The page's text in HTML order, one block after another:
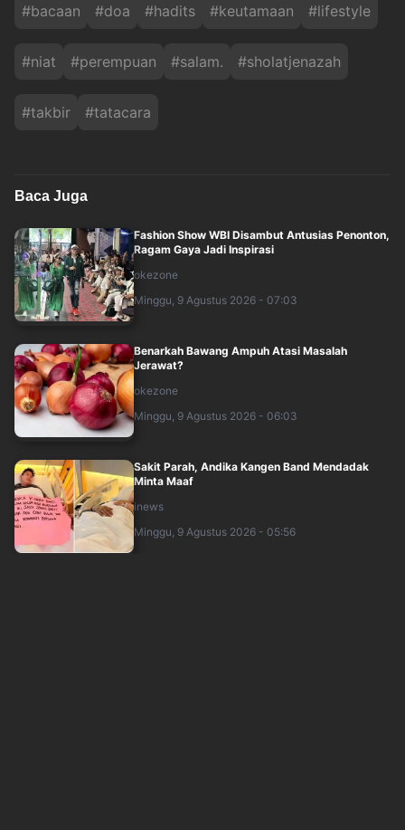
#bacaan #doa #hadits #keutamaan #lifestyle
#niat #perempuan #salam. #sholatjenazah
#takbir #tatacara
Baca Juga
Fashion Show WBI Disambut Antusias Penonton,
Ragam Gaya Jadi Inspirasi
okezone
Minggu, 9 Agustus 2026 - 07:03
Benarkah Bawang Ampuh Atasi Masalah
Jerawat?
okezone
Minggu, 9 Agustus 2026 - 06:03
Sakit Parah, Andika Kangen Band Mendadak
Minta Maaf
inews
Minggu, 9 Agustus 2026 - 05:56